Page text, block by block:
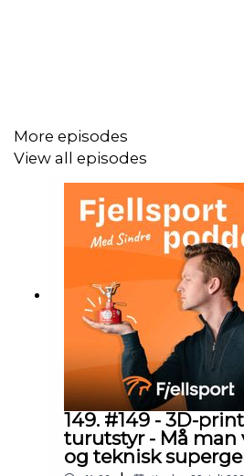
More episodes
View all episodes
149. #149 - 3D-
turutstyr - Må
og teknisk